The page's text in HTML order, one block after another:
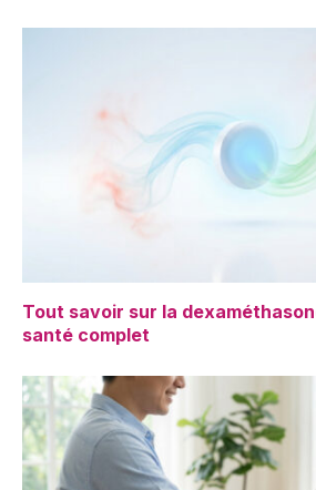
Tout savoir sur la
santé complet